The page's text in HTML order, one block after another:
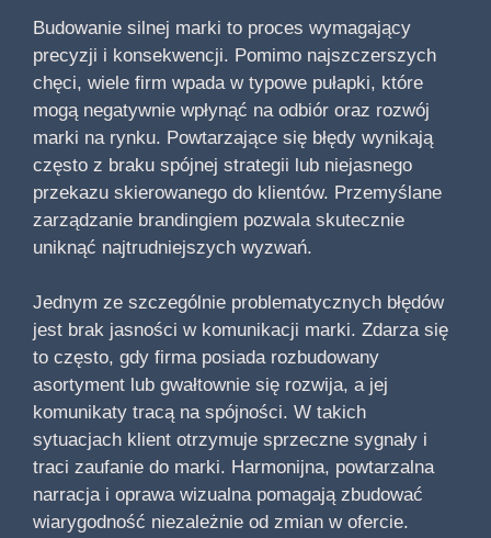
Budowanie silnej marki to proces wymagający
precyzji i konsekwencji. Pomimo najszczerszych
chęci, wiele firm wpada w typowe pułapki, które
mogą negatywnie wpłynąć na odbiór oraz rozwój
marki na rynku. Powtarzające się błędy wynikają
często z braku spójnej strategii lub niejasnego
przekazu skierowanego do klientów. Przemyślane
zarządzanie brandingiem pozwala skutecznie
uniknąć najtrudniejszych wyzwań.
Jednym ze szczególnie problematycznych błędów
jest brak jasności w komunikacji marki. Zdarza się
to często, gdy firma posiada rozbudowany
asortyment lub gwałtownie się rozwija, a jej
komunikaty tracą na spójności. W takich
sytuacjach klient otrzymuje sprzeczne sygnały i
traci zaufanie do marki. Harmonijna, powtarzalna
narracja i oprawa wizualna pomagają zbudować
wiarygodność niezależnie od zmian w ofercie.